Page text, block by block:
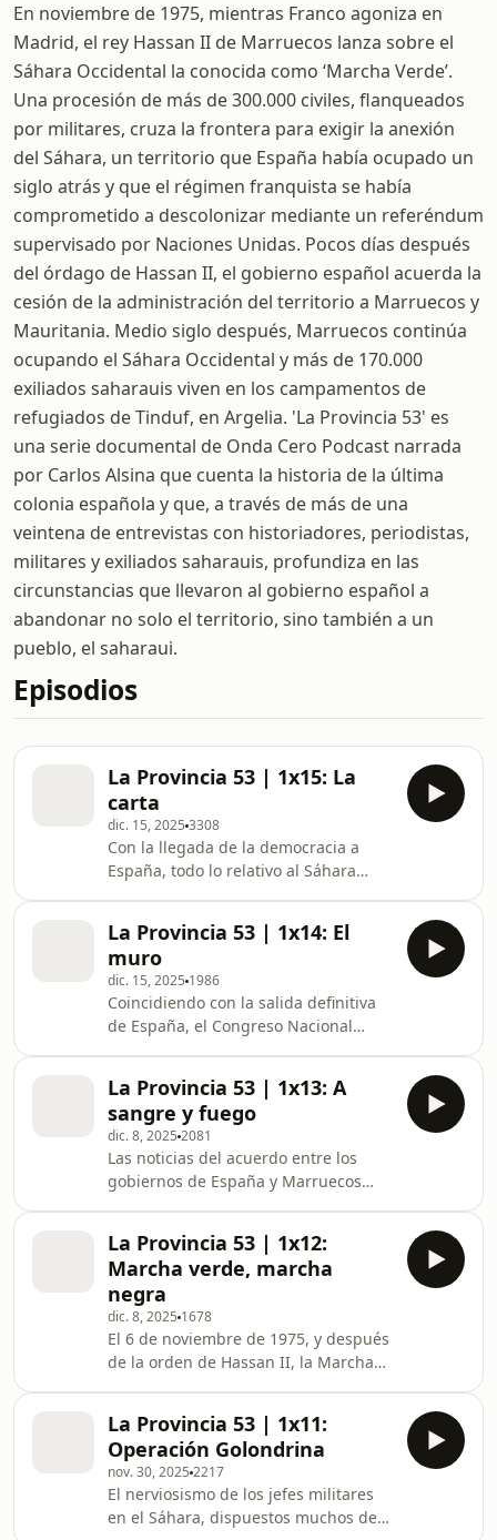
En noviembre de 1975, mientras Franco agoniza en
Madrid, el rey Hassan II de Marruecos lanza sobre el
Sáhara Occidental la conocida como ‘Marcha Verde’.
Una procesión de más de 300.000 civiles, flanqueados
por militares, cruza la frontera para exigir la anexión
del Sáhara, un territorio que España había ocupado un
siglo atrás y que el régimen franquista se había
comprometido a descolonizar mediante un referéndum
supervisado por Naciones Unidas. Pocos días después
del órdago de Hassan II, el gobierno español acuerda la
cesión de la administración del territorio a Marruecos y
Mauritania. Medio siglo después, Marruecos continúa
ocupando el Sáhara Occidental y más de 170.000
exiliados saharauis viven en los campamentos de
refugiados de Tinduf, en Argelia. 'La Provincia 53' es
una serie documental de Onda Cero Podcast narrada
por Carlos Alsina que cuenta la historia de la última
colonia española y que, a través de más de una
veintena de entrevistas con historiadores, periodistas,
militares y exiliados saharauis, profundiza en las
circunstancias que llevaron al gobierno español a
abandonar no solo el territorio, sino también a un
pueblo, el saharaui.
Episodios
La Provincia 53 | 1x15: La
carta
dic. 15, 2025 3308
Con la llegada de la democracia a
España, todo lo relativo al Sáhara
la "neutralidad activa", una especie
de equidistancia política que confía
en la mediación de las Naciones
Unidas como única salida posible al
conflicto. La evolución ideológica más
notable es la que se vive en el Partido
Socialista, que pasa del compromiso
La Provincia 53 | 1x14: El
muro
dic. 15, 2025 1986
Coincidiendo con la salida definitiva
de España, el Congreso Nacional
Democrática. Aunque el Polisario
mantiene la guerra en dos frentes,
Mauritania firmará pronto una paz en
la que renuncia a sus pretensiones
territoriales a favor de la recién
nacida RASD. Pero Marruecos, que
está sufriendo graves reveses en sus
enfrentamiento
La Provincia 53 | 1x13: A
sangre y fuego
dic. 8, 2025 2081
Las noticias del acuerdo entre los
gobiernos de España y Marruecos
conatos de rebelión, los altos mandos
militares acatan las instrucciones y
empiezan a desalojar los cuarteles
para entregárselos al ejército
marroquí, que ya va tomando
posesión del territorio. Las columnas
militares de Marruecos que entran
desde el este se encuentran
La Provincia 53 | 1x12:
Marcha verde, marcha
negra
dic. 8, 2025 1678
El 6 de noviembre de 1975, y después
de la orden de Hassan II, la Marcha
frontera bajo la atenta mirada del
ejército español. El pacto secreto al
que ha llegado el rey de Marruecos
con el gobierno de Arias Navarro es
que los marchantes se adentrarán
La Provincia 53 | 1x11:
Operación Golondrina
nov. 30, 2025 2217
El nerviosismo de los jefes militares
en el Sáhara, dispuestos muchos de